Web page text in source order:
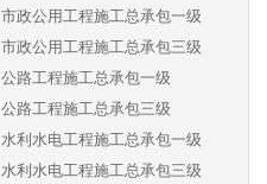
市政公用工程施工总承包一级
市政公用工程施工总承包三级
公路工程施工总承包一级
公路工程施工总承包三级
水利水电工程施工总承包一级
水利水电工程施工总承包三级